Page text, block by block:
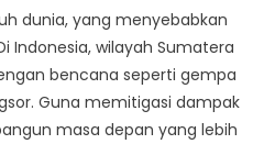
dunia, yang menyebabkan
Indonesia, wilayah Sumatera
bencana seperti gempa
Guna memitigasi dampak
masa depan yang lebih